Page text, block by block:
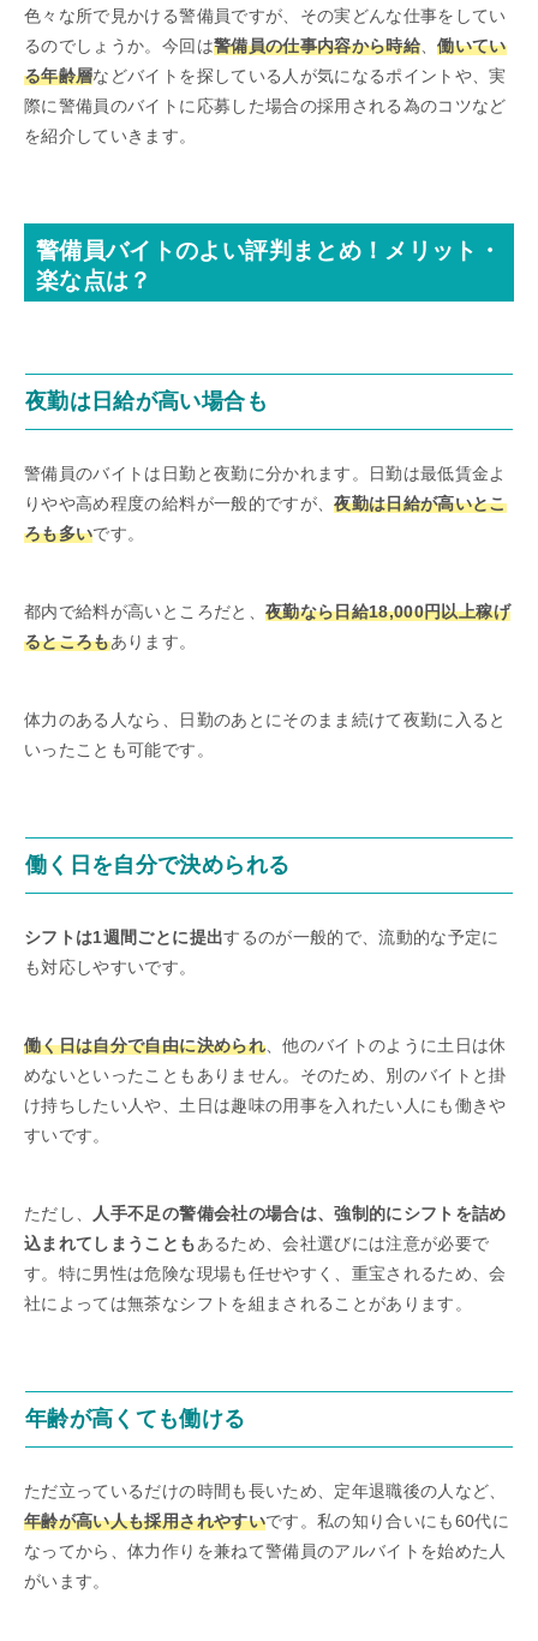
色々な所で見かける警備員ですが、その実どんな仕事をしてい
るのでしょうか。今回は警備員の仕事内容から時給、働いてい
る年齢層などバイトを探している人が気になるポイントや、実
際に警備員のバイトに応募した場合の採用される為のコツなど
を紹介していきます。
警備員バイトのよい評判まとめ！メリット・
楽な点は？
夜勤は日給が高い場合も
警備員のバイトは日勤と夜勤に分かれます。日勤は最低賃金よ
りやや高め程度の給料が一般的ですが、夜勤は日給が高いとこ
ろも多いです。
都内で給料が高いところだと、 夜勤なら日給18,000円以上稼げ
るところもあります。
体力のある人なら、日勤のあとにそのまま続けて夜勤に入ると
いったことも可能です。
働く日を自分で決められる
シフトは1週間ごとに提出するのが一般的で、流動的な予定に
も対応しやすいです。
働く日は自分で自由に決められ、他のバイトのように土日は休
めないといったこともありません。そのため、別のバイトと掛
け持ちしたい人や、土日は趣味の用事を入れたい人にも働きや
すいです。
ただし、 人手不足の警備会社の場合は、強制的にシフトを詰め
込まれてしまうこともあるため、会社選びには注意が必要で
す。特に男性は危険な現場も任せやすく、重宝されるため、会
社によっては無茶なシフトを組まされることがあります。
年齢が高くても働ける
ただ立っているだけの時間も長いため、定年退職後の人など、
年齢が高い人も採用されやすいです。私の知り合いにも60代に
なってから、体力作りを兼ねて警備員のアルバイトを始めた人
がいます。